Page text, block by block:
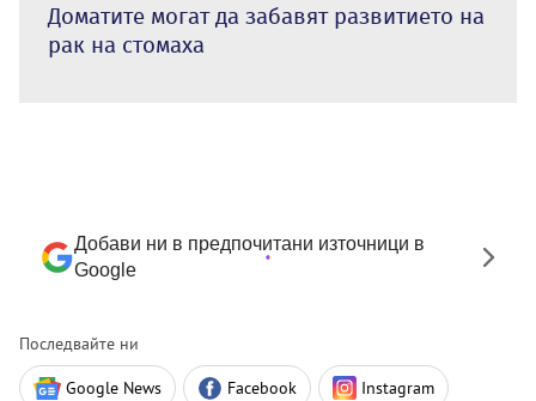
Доматите могат да забавят развитието на
рак на стомаха
Добави ни в предпочитани източници в
Google
Последвайте ни
Google News Facebook Instagram